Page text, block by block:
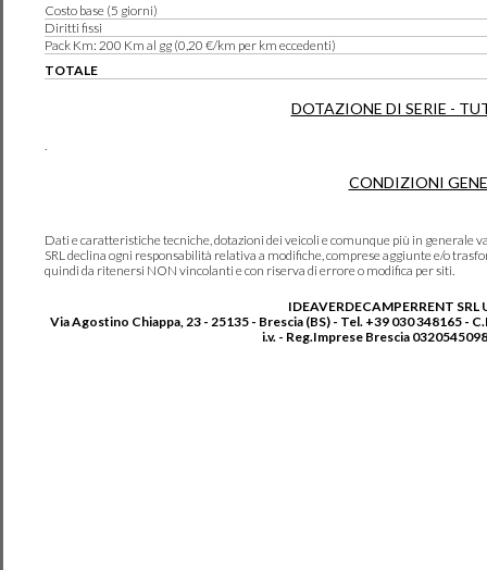
Costo base (5 giorni)
Diritti fissi
Pack Km: 200 Km al gg (0,20 €/km per km eccedenti)
TOTALE
DOTAZIONE DI SERIE -
.
CONDIZIONI
Dati e caratteristiche tecniche, dotazioni dei veicoli e comunque più in generale
SRL declina ogni responsabilità relativa a modifiche, comprese aggiunte e/o
quindi da ritenersi NON vincolanti e con riserva di errore o modifica per siti.
IDEAVERDECAMPERRENT SRL
Via Agostino Chiappa, 23 - 25135 - Brescia (BS) - Tel. +39 030 348165 -
i.v. - Reg.Imprese Brescia